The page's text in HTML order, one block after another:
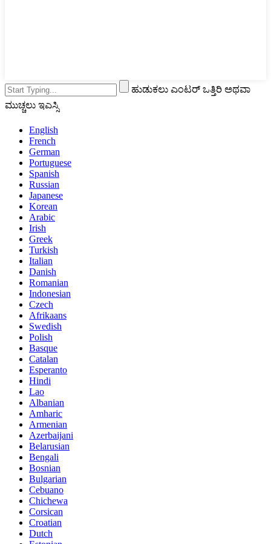
ಹುಡುಕಲು ಎಂಟರ್ ಒತ್ತಿರಿ ಅಥವಾ
ಮುಚ್ಚಲು ಇಎಸ್ಸಿ
English
French
German
Portuguese
Spanish
Russian
Japanese
Korean
Arabic
Irish
Greek
Turkish
Italian
Danish
Romanian
Indonesian
Czech
Afrikaans
Swedish
Polish
Basque
Catalan
Esperanto
Hindi
Lao
Albanian
Amharic
Armenian
Azerbaijani
Belarusian
Bengali
Bosnian
Bulgarian
Cebuano
Chichewa
Corsican
Croatian
Dutch